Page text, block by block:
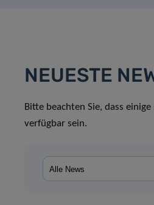
NEUESTE
Bitte beachten Sie, dass
verfügbar sein.